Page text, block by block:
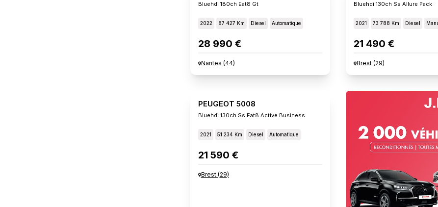
Bluehdi 180ch Eat8 Gt
2022 87 427 Km Diesel Automatique
28 990 €
Nantes (44)
Bluehdi 130ch Ss Allure Pack
2021 73 788 Km Diesel
21 490 €
Brest(29)
PEUGEOT 5008
Bluehdi 130ch Ss Eat8 Active Business
2021 51 234 Km Diesel Automatique
21 590 €
Brest(29)